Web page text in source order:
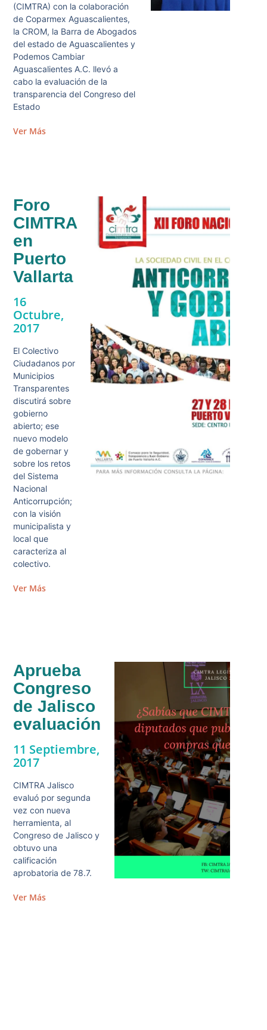
(CIMTRA) con la colaboración
de Coparmex Aguascalientes,
la CROM, la Barra de Abogados
del estado de Aguascalientes y
Podemos Cambiar
Aguascalientes A.C. llevó a
cabo la evaluación de la
transparencia del Congreso del
Estado
Ver Más
Foro
CIMTRA
en
Puerto
Vallarta
16
Octubre,
2017
El Colectivo
Ciudadanos por
Municipios
Transparentes
discutirá sobre
gobierno
abierto; ese
nuevo modelo
de gobernar y
sobre los retos
del Sistema
Nacional
Anticorrupción;
con la visión
municipalista y
local que
caracteriza al
colectivo.
Ver Más
Aprueba
Congreso
de Jalisco
evaluación
11 Septiembre,
2017
CIMTRA Jalisco
evaluó por segunda
vez con nueva
herramienta, al
Congreso de Jalisco y
obtuvo una
calificación
aprobatoria de 78.7.
Ver Más